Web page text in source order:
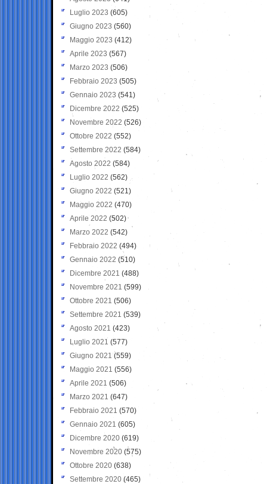
Luglio 2023 (605)
Giugno 2023 (560)
Maggio 2023 (412)
Aprile 2023 (567)
Marzo 2023 (506)
Febbraio 2023 (505)
Gennaio 2023 (541)
Dicembre 2022 (525)
Novembre 2022 (526)
Ottobre 2022 (552)
Settembre 2022 (584)
Agosto 2022 (584)
Luglio 2022 (562)
Giugno 2022 (521)
Maggio 2022 (470)
Aprile 2022 (502)
Marzo 2022 (542)
Febbraio 2022 (494)
Gennaio 2022 (510)
Dicembre 2021 (488)
Novembre 2021 (599)
Ottobre 2021 (506)
Settembre 2021 (539)
Agosto 2021 (423)
Luglio 2021 (577)
Giugno 2021(559)
Maggio 2021 (556)
Aprile 2021 (506)
Marzo 2021 (647)
Febbraio 2021 (570)
Gennaio 2021 (605)
Dicembre 2020 (619)
Novembre 2020 (575)
Ottobre 2020 (638)
Settembre 2020(465)